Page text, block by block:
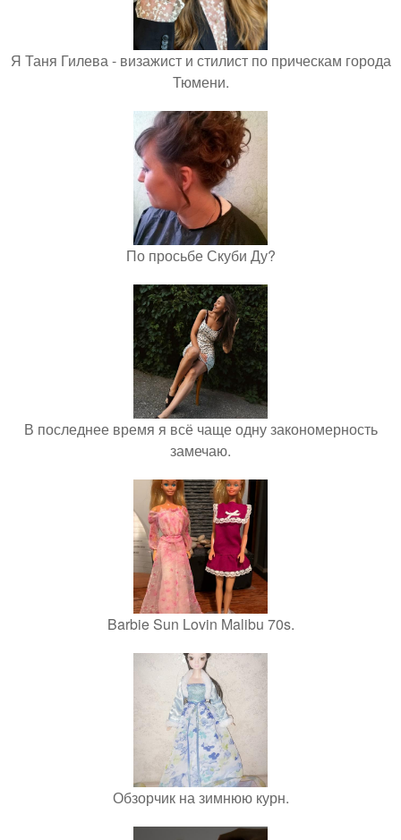
Я Таня Гилева - визажист и стилист по прическам города
Тюмени.
По просьбе Скуби Ду?
В последнее время я всё чаще одну закономерность
замечаю.
Barbie Sun Lovin Malibu 70s.
Обзорчик на зимнюю курн.